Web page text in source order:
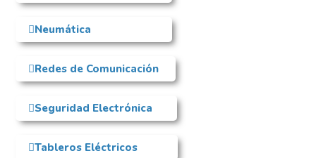
Neumática
Redes de Comunicación
Seguridad Electrónica
Tableros Eléctricos